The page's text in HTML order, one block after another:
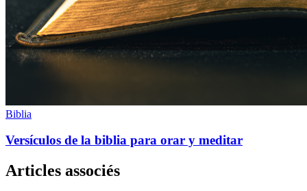
Biblia
Versículos de la biblia para orar y meditar
Articles associés